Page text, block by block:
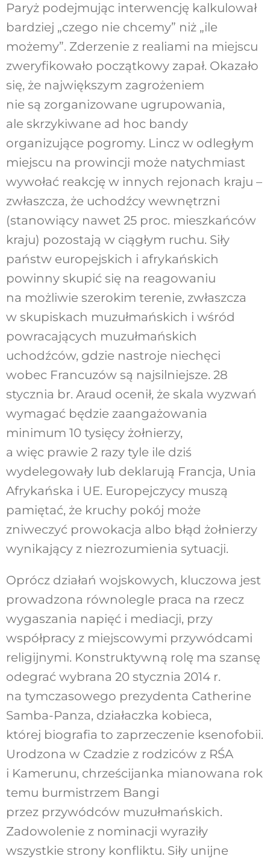
Paryż podejmując interwencję kalkulował
bardziej „czego nie chcemy” niż „ile
możemy”. Zderzenie z realiami na miejscu
zweryfikowało początkowy zapał. Okazało
się, że największym zagrożeniem
nie są zorganizowane ugrupowania,
ale skrzykiwane ad hoc bandy
organizujące pogromy. Lincz w odległym
miejscu na prowincji może natychmiast
wywołać reakcję w innych rejonach kraju –
zwłaszcza, że uchodźcy wewnętrzni
(stanowiący nawet 25 proc. mieszkańców
kraju) pozostają w ciągłym ruchu. Siły
państw europejskich i afrykańskich
powinny skupić się na reagowaniu
na możliwie szerokim terenie, zwłaszcza
w skupiskach muzułmańskich i wśród
powracających muzułmańskich
uchodźców, gdzie nastroje niechęci
wobec Francuzów są najsilniejsze. 28
stycznia br. Araud ocenił, że skala wyzwań
wymagać będzie zaangażowania
minimum 10 tysięcy żołnierzy,
a więc prawie 2 razy tyle ile dziś
wydelegowały lub deklarują Francja, Unia
Afrykańska i UE. Europejczycy muszą
pamiętać, że kruchy pokój może
zniweczyć prowokacja albo błąd żołnierzy
wynikający z niezrozumienia sytuacji.
Oprócz działań wojskowych, kluczowa jest
prowadzona równolegle praca na rzecz
wygaszania napięć i mediacji, przy
współpracy z miejscowymi przywódcami
religijnymi. Konstruktywną rolę ma szansę
odegrać wybrana 20 stycznia 2014 r.
na tymczasowego prezydenta Catherine
Samba-Panza, działaczka kobieca,
której biografia to zaprzeczenie ksenofobii.
Urodzona w Czadzie z rodziców z RŚA
i Kamerunu, chrześcijanka mianowana rok
temu burmistrzem Bangi
przez przywódców muzułmańskich.
Zadowolenie z nominacji wyraziły
wszystkie strony konfliktu. Siły unijne